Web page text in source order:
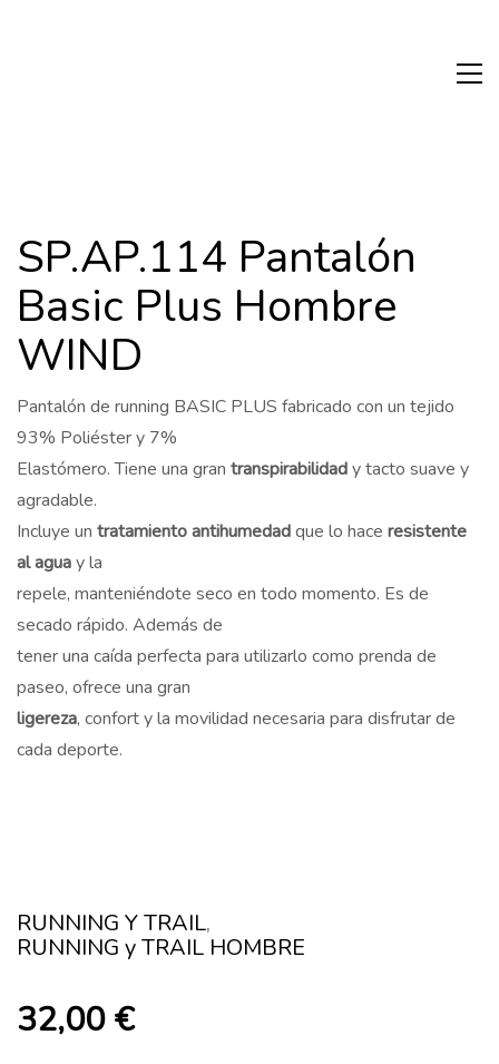
SP.AP.114 Pantalón
Basic Plus Hombre
WIND
Pantalón de running BASIC PLUS fabricado con un tejido
93% Poliéster y 7%
Elastómero. Tiene una gran transpirabilidady tacto suave y
agradable.
Incluye un tratamiento antihumedadque lo hace resistente
al aguay la
repele, manteniéndote seco en todo momento. Es de
secado rápido. Además de
tener una caída perfecta para utilizarlo como prenda de
paseo, ofrece una gran
ligereza, confort y la movilidad necesaria para disfrutar de
cada deporte.
RUNNING Y TRAIL,
RUNNING y TRAIL HOMBRE
32,00€